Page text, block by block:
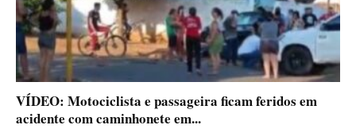
VÍDEO: Motociclista e passageira ficam feridos em
acidente com caminhonete em...